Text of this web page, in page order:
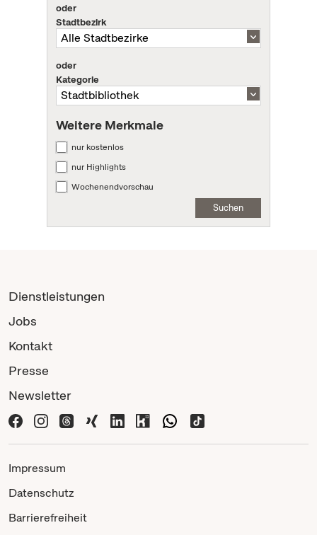
oder
Stadtbezirk
oder
Kategorie
Weitere Merkmale
nur kostenlos
nur Highlights
Wochenendvorschau
Suchen
Dienstleistungen
Jobs
Kontakt
Presse
Newsletter
Impressum
Datenschutz
Barrierefreiheit